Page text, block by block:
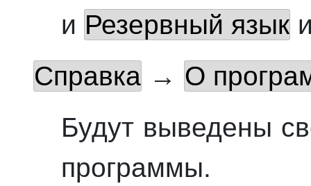
и Резервный язык
Справка → О
Будут выведены
программы.